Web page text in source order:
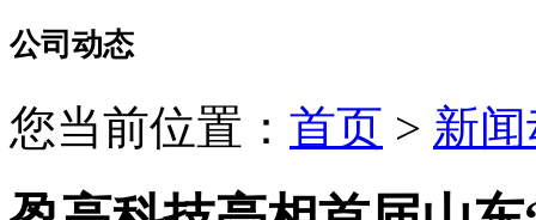
公司动态
您当前位置： 首页 > 新